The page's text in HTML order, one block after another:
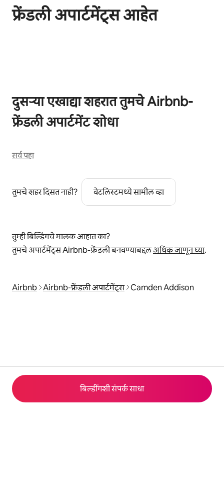
बिल्डींगशी संपर्क साधा
फ्रेंडली अपार्टमेंट्स आहेत
दुसऱ्या एखाद्या शहरात तुमचे Airbnb-
फ्रेंडली अपार्टमेंट शोधा
सर्व पहा
तुमचे शहर दिसत नाही? वेटलिस्टमध्ये सामील व्हा
तुम्ही बिल्डिंगचे मालक आहात का?
तुमचे अपार्टमेंट्स Airbnb-फ्रेंडली बनवण्याबद्दलअधिक जाणून घ्या.
Airbnb Airbnb-फ्रेंडली अपार्टमेंट्स Camden Addison